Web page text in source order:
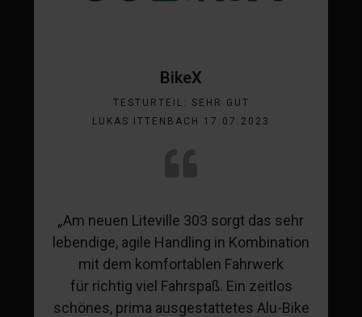
BikeX
TESTURTEIL: SEHR GUT
LUKAS ITTENBACH 17.07.2023
„Am neuen Liteville 303 sorgt das sehr
lebendige, agile Handling in Kombination
mit dem komfortablen Fahrwerk
für richtig viel Fahrspaß. Ein zeitlos
schönes, prima ausgestattetes Alu-Bike